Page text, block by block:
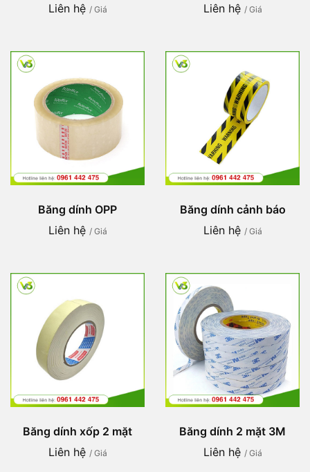
Liên hệ / Giá Liên hệ / Giá
Băng dính OPP
Liên hệ / Giá
Băng dính cảnh báo
Liên hệ / Giá
Băng dính xốp 2 mặt
Liên hệ / Giá
Băng dính 2 mặt 3M
Liên hệ / Giá